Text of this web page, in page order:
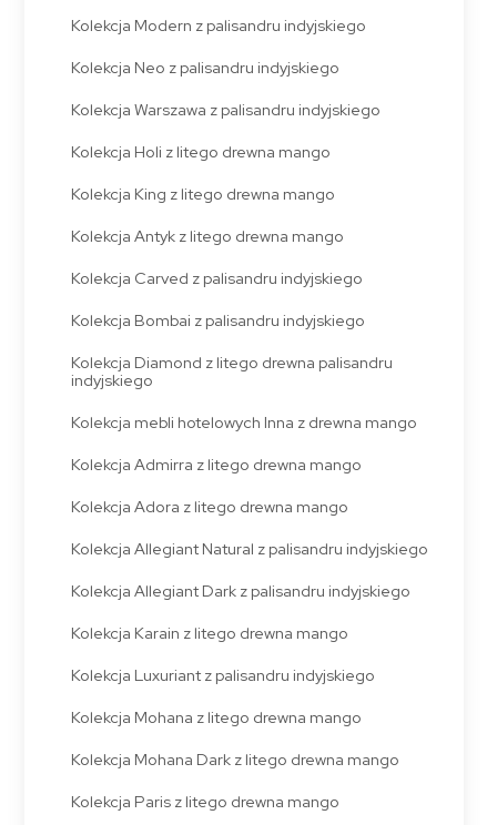
Kolekcja Modern z palisandru indyjskiego
Kolekcja Neo z palisandru indyjskiego
Kolekcja Warszawa z palisandru indyjskiego
Kolekcja Holi z litego drewna mango
Kolekcja King z litego drewna mango
Kolekcja Antyk z litego drewna mango
Kolekcja Carved z palisandru indyjskiego
Kolekcja Bombai z palisandru indyjskiego
Kolekcja Diamond z litego drewna palisandru
indyjskiego
Kolekcja mebli hotelowych Inna z drewna mango
Kolekcja Admirra z litego drewna mango
Kolekcja Adora z litego drewna mango
Kolekcja Allegiant Natural z palisandru indyjskiego
Kolekcja Allegiant Dark z palisandru indyjskiego
Kolekcja Karain z litego drewna mango
Kolekcja Luxuriant z palisandru indyjskiego
Kolekcja Mohana z litego drewna mango
Kolekcja Mohana Dark z litego drewna mango
Kolekcja Paris z litego drewna mango